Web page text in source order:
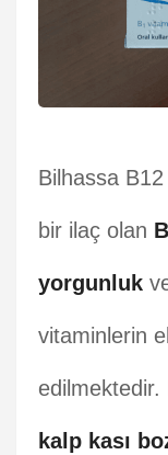
Bilhassa
bir ilaç olan
yorgunluk
vitaminlerin
edilmektedir.
kalp kası